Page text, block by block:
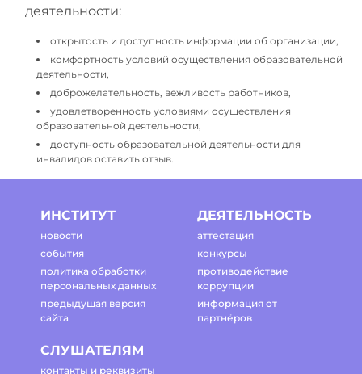
деятельности:
открытость и доступность информации об организации,
комфортность условий осуществления образовательной
деятельности,
доброжелательность, вежливость работников,
удовлетворенность условиями осуществления
образовательной деятельности,
доступность образовательной деятельности для
инвалидов оставить отзыв.
ИНСТИТУТ
новости
события
политика обработки
персональных данных
предыдущая версия
сайта
ДЕЯТЕЛЬНОСТЬ
аттестация
конкурсы
противодействие
коррупции
информация от
партнёров
СЛУШАТЕЛЯМ
контакты и реквизиты